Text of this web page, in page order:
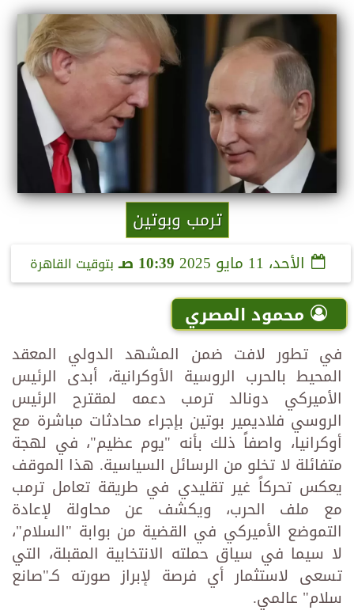
ترمب وبوتين
الأحد، 11 مايو 2025 10:39 صـ بتوقيت القاهرة
محمود المصري
في تطور لافت ضمن المشهد الدولي المعقد
المحيط بالحرب الروسية الأوكرانية، أبدى الرئيس
الأميركي دونالد ترمب دعمه لمقترح الرئيس
الروسي فلاديمير بوتين بإجراء محادثات مباشرة مع
أوكرانيا، واصفاً ذلك بأنه "يوم عظيم"، في لهجة
متفائلة لا تخلو من الرسائل السياسية. هذا الموقف
يعكس تحركاً غير تقليدي في طريقة تعامل ترمب
مع ملف الحرب، ويكشف عن محاولة لإعادة
التموضع الأميركي في القضية من بوابة "السلام"،
لا سيما في سياق حملته الانتخابية المقبلة، التي
تسعى لاستثمار أي فرصة لإبراز صورته كـ"صانع
سلام" عالمي.